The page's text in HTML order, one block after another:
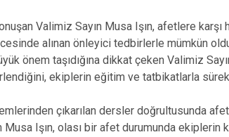
Valimiz Sayın Musa Işın, afetlere karşı
alınan önleyici tedbirlerle mümkün
önem taşıdığına dikkat çeken Valimiz
ekiplerin eğitim ve tatbikatlarla
çıkarılan dersler doğrultusunda
Musa Işın, olası bir afet durumunda